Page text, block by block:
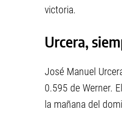
victoria.
Urcera,
José Manuel
0.595 de Werner.
la mañana del